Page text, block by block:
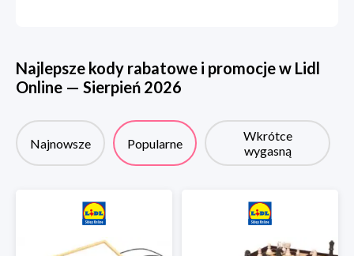
Najlepsze kody rabatowe i promocje w Lidl
Online — Sierpień 2026
Najnowsze Popularne
Wkrótce
wygasną